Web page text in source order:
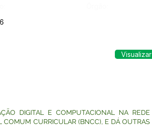
DIGITAL E COMPUTACIONAL NA REDE
CURRICULAR (BNCC), E DÁ OUTRAS
Visualizar